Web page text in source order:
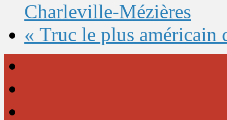
Charleville-Mézières
« Truc le plus américain